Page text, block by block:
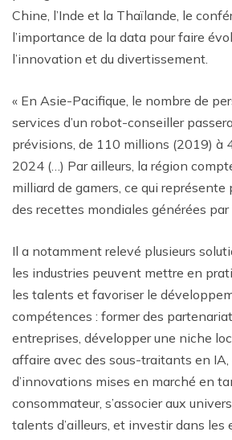
Chine, l’Inde et la Thaïlande, le
l’importance de la data pour faire
l’innovation et du divertissement.
« En Asie-Pacifique, le nombre de
services d’un robot-conseiller
prévisions, de 110 millions (2019) à
2024 (…) Par ailleurs, la région
milliard de gamers, ce qui représente
des recettes mondiales générées par
Il a notamment relevé plusieurs
les industries peuvent mettre en
les talents et favoriser le
compétences : former des
entreprises, développer une niche
affaire avec des sous-traitants en IA,
d’innovations mises en marché en
consommateur, s’associer aux
talents d’ailleurs, et investir dans les